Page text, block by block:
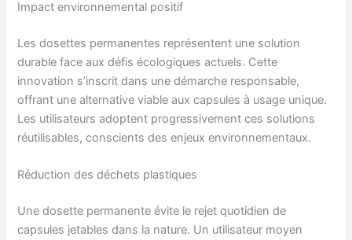
Impact environnemental positif
Les dosettes permanentes représentent une solution
durable face aux défis écologiques actuels. Cette
innovation s’inscrit dans une démarche responsable,
offrant une alternative viable aux capsules à usage unique.
Les utilisateurs adoptent progressivement ces solutions
réutilisables, conscients des enjeux environnementaux.
Réduction des déchets plastiques
Une dosette permanente évite le rejet quotidien de
capsules jetables dans la nature. Un utilisateur moyen